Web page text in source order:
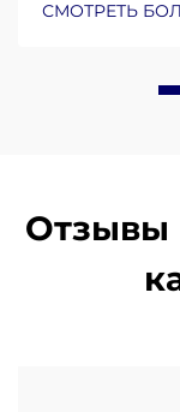
больше уже
СМОТРЕТЬ
Отзывы